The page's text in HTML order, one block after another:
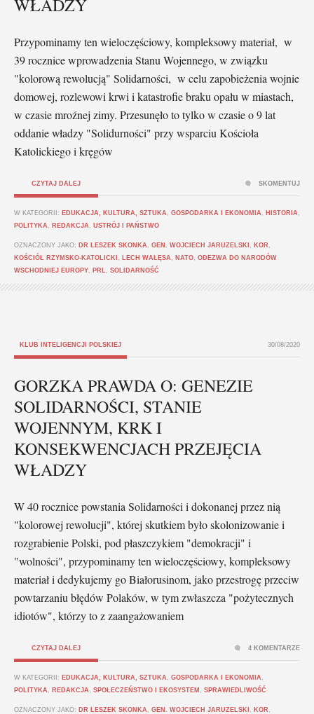
WŁADZY
Przypominamy ten wieloczęściowy, kompleksowy materiał, w
39 rocznice wprowadzenia Stanu Wojennego, w związku
"kolorową rewolucją" Solidarności, w celu zapobieżenia wojnie
domowej, rozlewowi krwi i katastrofie braku opału w miastach,
w czasie mroźnej zimy. Przesunęło to tylko w czasie o 9 lat
oddanie władzy "Solidurności" przy wsparciu Kościoła
Katolickiego i kręgów
CZYTAJ DALEJ
W KATEGORII: EDUKACJA, KULTURA, SZTUKA GOSPODARKA I EKONOMIA HISTORIA
POLITYKA
REDAKCJA USTRÓJ I PAŃSTWO
OZNACZONY JAKO: DR LESZEK SKONKA GEN. WOJCIECH JARUZELSKI KOR
KOŚCIÓŁ RZYMSKO-KATOLICKI
LECH WAŁĘSA NATO ODEZWA DO NARODÓW
WSCHODNIEJ EUROPY
PRL SOLIDARNOŚĆ
SKOMENTUJ
KLUB INTELIGENCJI POLSKIEJ 30/08/2020
GORZKA PRAWDA O: GENEZIE
SOLIDARNOŚCI, STANIE
WOJENNYM, KRK I
KONSEKWENCJACH PRZEJĘCIA
WŁADZY
W 40 rocznice powstania Solidarności i dokonanej przez nią
"kolorowej rewolucji", której skutkiem było skolonizowanie i
rozgrabienie Polski, pod płaszczykiem "demokracji" i
"wolności", przypominamy ten wieloczęściowy, kompleksowy
materiał i dedykujemy go Białorusinom, jako przestrogę przeciw
powtarzaniu błędów Polaków, w tym zwłaszcza "pożytecznych
idiotów", którzy to z zaangażowaniem
CZYTAJ DALEJ
W KATEGORII: EDUKACJA, KULTURA, SZTUKA GOSPODARKA I EKONOMIA
POLITYKA
REDAKCJA SPOŁECZEŃSTWO I EKOSYSTEM SPRAWIEDLIWOŚĆ
OZNACZONY JAKO: DR LESZEK SKONKA GEN. WOJCIECH JARUZELSKI KOR
4 KOMENTARZE